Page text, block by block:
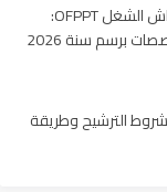
مكتب التكوين المهني وإنعاش الشغل OFPPT:
برسم سنة 2026
التعليم 2026-2027: شروط الترشيح وطريقة